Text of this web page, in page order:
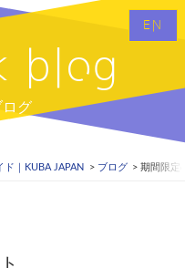
EN
blog
ログ
｜KUBA JAPAN ブログ 期間限定